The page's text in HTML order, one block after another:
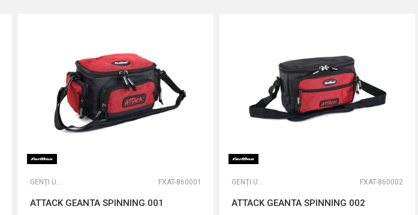
GENȚI UNIVERSALE FXAT-860001
ATTACK GEANTA SPINNING 001
GENȚI UNIVERSALE FXAT-860002
ATTACK GEANTA SPINNING 002